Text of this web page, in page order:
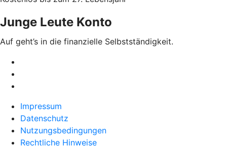
Junge Leute Konto
Auf geht’s in die finanzielle Selbstständigkeit.
Impressum
Datenschutz
Nutzungsbedingungen
Rechtliche Hinweise